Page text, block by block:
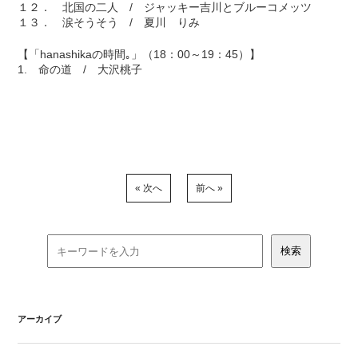
１２． 北国の二人 / ジャッキー吉川とブルーコメッツ
１３． 涙そうそう / 夏川 りみ
【「hanashikaの時間｡」（18：00～19：45）】
1. 命の道 / 大沢桃子
« 次へ 前へ »
アーカイブ